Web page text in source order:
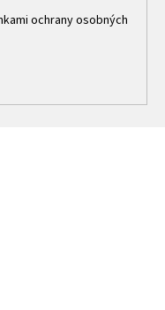
ochrany osobných